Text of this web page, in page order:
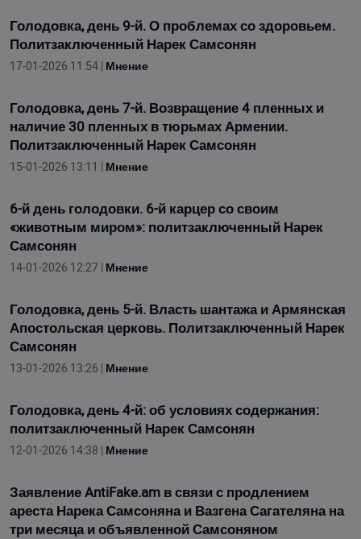
Голодовка, день 9-й. О проблемах со здоровьем.
Политзаключенный Нарек Самсонян
17-01-2026 11:54 | Мнение
Голодовка, день 7-й. Возвращение 4 пленных и
наличие 30 пленных в тюрьмах Армении.
Политзаключенный Нарек Самсонян
15-01-2026 13:11 | Мнение
6-й день голодовки. 6-й карцер со своим
«животным миром»: политзаключенный Нарек
Самсонян
14-01-2026 12:27 | Мнение
Голодовка, день 5-й. Власть шантажа и Армянская
Апостольская церковь. Политзаключенный Нарек
Самсонян
13-01-2026 13:26 | Мнение
Голодовка, день 4-й: об условиях содержания:
политзаключенный Нарек Самсонян
12-01-2026 14:38 | Мнение
Заявление AntiFake.am в связи с продлением
ареста Нарека Самсоняна и Вазгена Сагателяна на
три месяца и объявленной Самсоняном